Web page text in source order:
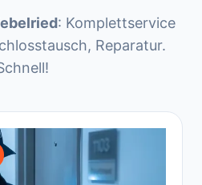
: Komplettservice
Reparatur.